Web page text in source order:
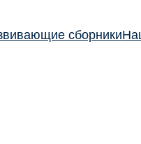
сборники